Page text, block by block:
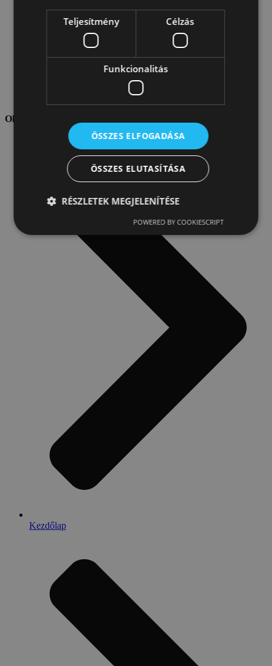
Oldaltérkép
Kezdőlap
Teljesítmény Célzás
Funkcionalitás
ÖSSZES ELFOGADÁSA
ÖSSZES ELUTASÍTÁSA
RÉSZLETEK MEGJELENÍTÉSE
POWERED BY COOKIESCRIPT